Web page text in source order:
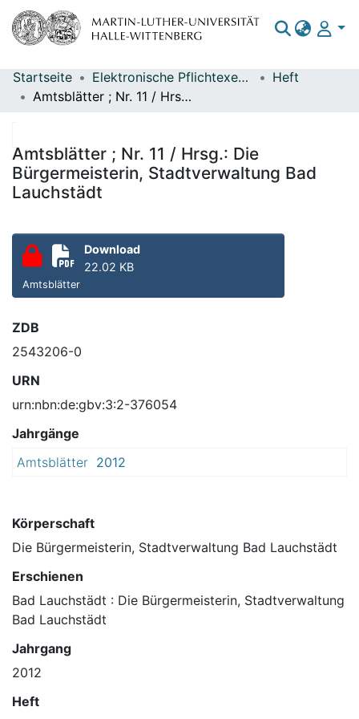
Bereiche & Sammlungen
Statistiken
Startseite Elektronische Pflichtexemplare
Heft
Amtsblätter ; Nr. 11 / Hrsg.: Die Bürgermeisterin, Stadtverwaltung Bad Lauchstädt
Amtsblätter ; Nr. 11 / Hrsg.: Die
Bürgermeisterin, Stadtverwaltung Bad
Lauchstädt
Download
22.02 KB
Amtsblätter
ZDB
2543206-0
URN
urn:nbn:de:gbv:3:2-376054
Jahrgänge
Amtsblätter 2012
Körperschaft
Die Bürgermeisterin, Stadtverwaltung Bad Lauchstädt
Erschienen
Bad Lauchstädt : Die Bürgermeisterin, Stadtverwaltung
Bad Lauchstädt
Jahrgang
2012
Heft